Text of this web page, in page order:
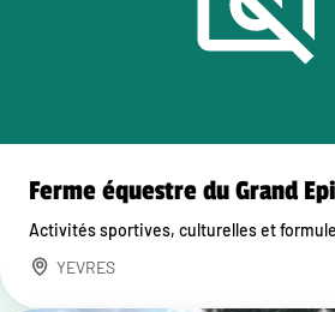
Ferme équestre du Grand
Activités sportives, culturelles et
YEVRES